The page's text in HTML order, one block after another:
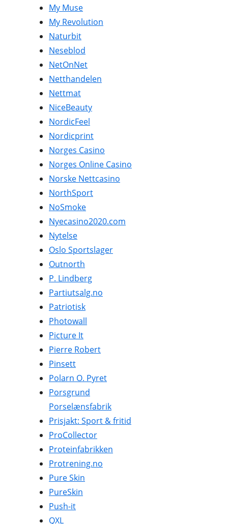
My Muse
My Revolution
Naturbit
Neseblod
NetOnNet
Netthandelen
Nettmat
NiceBeauty
NordicFeel
Nordicprint
Norges Casino
Norges Online Casino
Norske Nettcasino
NorthSport
NoSmoke
Nyecasino2020.com
Nytelse
Oslo Sportslager
Outnorth
P. Lindberg
Partiutsalg.no
Patriotisk
Photowall
Picture It
Pierre Robert
Pinsett
Polarn O. Pyret
Porsgrund
Porselænsfabrik
Prisjakt: Sport & fritid
ProCollector
Proteinfabrikken
Protrening.no
Pure Skin
PureSkin
Push-it
QXL